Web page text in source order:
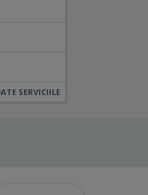
SERVICIILE